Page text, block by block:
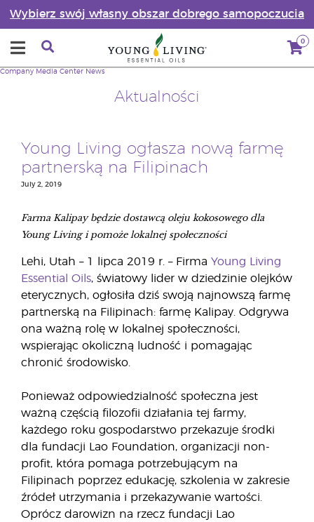
Wybierz swój własny obszar dobrego samopoczucia
0
Aktualności
Company Media Center News
Young Living ogłasza nową farmę
partnerską na Filipinach
July 2, 2019
Farma Kalipay będzie dostawcą oleju kokosowego dla
Young Living i pomoże lokalnej społeczności
Lehi, Utah – 1 lipca 2019 r. – Firma Young Living
Essential Oils, światowy lider w dziedzinie olejków
eterycznych, ogłosiła dziś swoją najnowszą farmę
partnerską na Filipinach: farmę Kalipay. Odgrywa
ona ważną rolę w lokalnej społeczności,
wspierając okoliczną ludność i pomagając
chronić środowisko.
Ponieważ odpowiedzialność społeczna jest
ważną częścią filozofii działania tej farmy,
każdego roku gospodarstwo przekazuje środki
dla fundacji Lao Foundation, organizacji non-
profit, która pomaga potrzebującym na
Filipinach poprzez edukację, szkolenia w zakresie
źródeł utrzymania i przekazywanie wartości.
Oprócz darowizn na rzecz fundacji Lao